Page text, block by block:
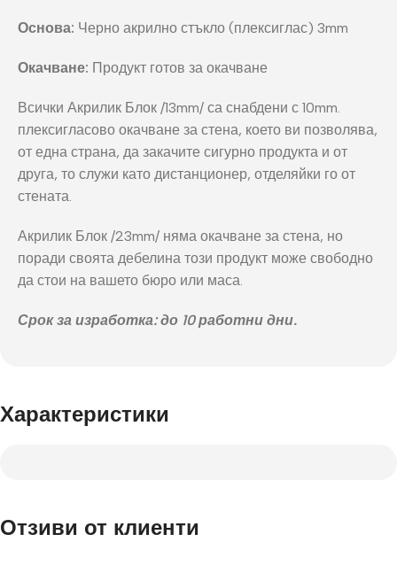
Основа: Черно акрилно стъкло (плексиглас) 3mm
Окачване: Продукт готов за окачване
Всички Акрилик Блок /13mm/ са снабдени с 10mm.
плексигласово окачване за стена, което ви позволява,
от една страна, да закачите сигурно продукта и от
друга, то служи като дистанционер, отделяйки го от
стената.
Акрилик Блок /23mm/ няма окачване за стена, но
поради своята дебелина този продукт може свободно
да стои на вашето бюро или маса.
Срок за изработка: до 10 работни дни.
Характеристики
Отзиви от клиенти